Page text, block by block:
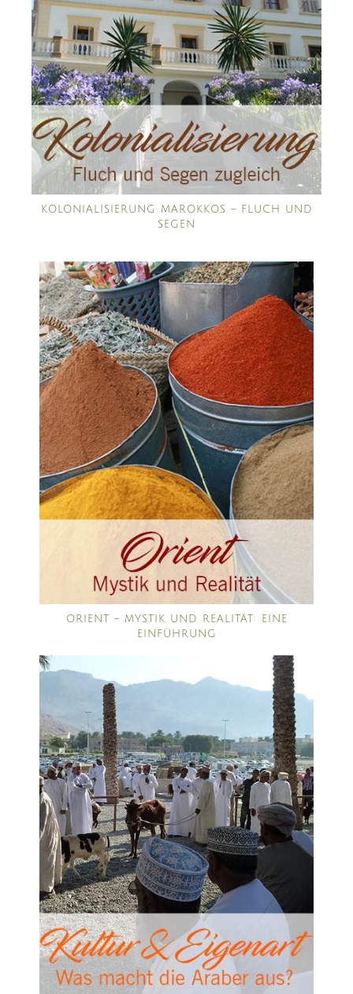
KOLONIALISIERUNG MAROKKOS – FLUCH UND
SEGEN
ORIENT – MYSTIK UND REALITÄT: EINE
EINFÜHRUNG